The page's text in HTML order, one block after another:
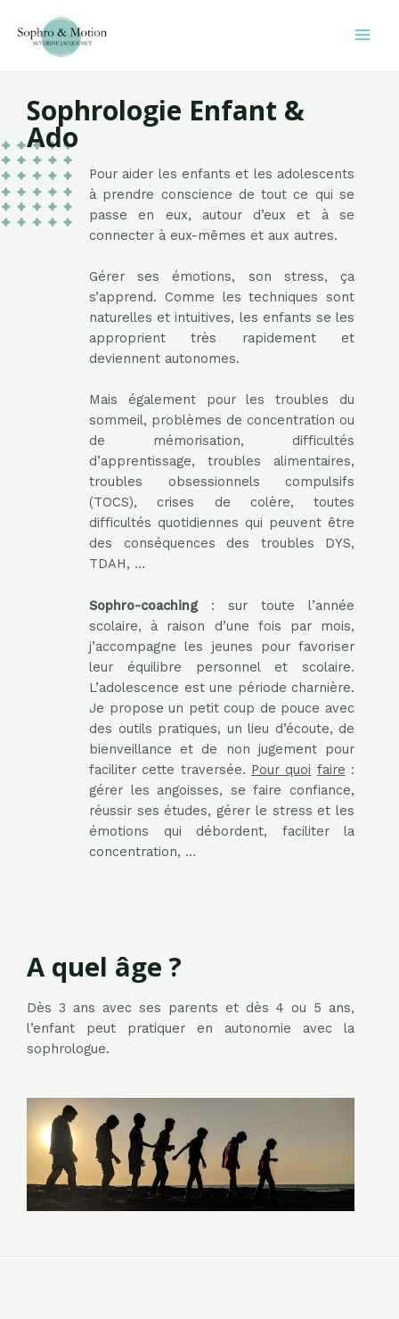
Sophrologie Enfant &
Ado
Pour aider les enfants et les adolescents
à prendre conscience de tout ce qui se
passe en eux, autour d’eux et à se
connecter à eux-mêmes et aux autres.
Gérer ses émotions, son stress, ça
s’apprend. Comme les techniques sont
naturelles et intuitives, les enfants se les
approprient très rapidement et
deviennent autonomes.
Mais également pour les troubles du
sommeil, problèmes de concentration ou
de mémorisation, difficultés
d’apprentissage, troubles alimentaires,
troubles obsessionnels compulsifs
(TOCS), crises de colère, toutes
difficultés quotidiennes qui peuvent être
des conséquences des troubles DYS,
TDAH, …
Sophro-coaching: sur toute l’année
scolaire, à raison d’une fois par mois,
j’accompagne les jeunes pour favoriser
leur équilibre personnel et scolaire.
L’adolescence est une période charnière.
Je propose un petit coup de pouce avec
des outils pratiques, un lieu d’écoute, de
bienveillance et de non jugement pour
faciliter cette traversée. Pour quoi faire :
gérer les angoisses, se faire confiance,
réussir ses études, gérer le stress et les
émotions qui débordent, faciliter la
concentration, …
A quel âge ?
Dès 3 ans avec ses parents et dès 4 ou 5 ans,
l’enfant peut pratiquer en autonomie avec la
sophrologue.